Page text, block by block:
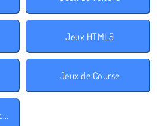
Jeux HTML5
Jeux de Course
jeux de conduite et cascades